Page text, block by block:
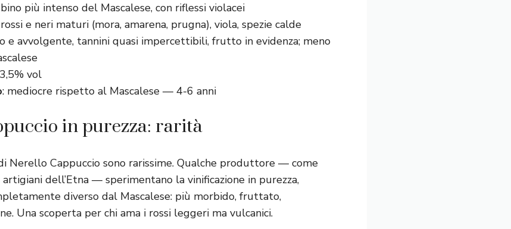
più intenso del Mascalese, con riflessi violacei
e neri maturi (mora, amarena, prugna), viola, spezie calde
e avvolgente, tannini quasi impercettibili, frutto in evidenza; meno
vol
: mediocre rispetto al Mascalese — 4-6 anni
in purezza: rarità
Nerello Cappuccio sono rarissime. Qualche produttore — come
dell’Etna — sperimentano la vinificazione in purezza,
diverso dal Mascalese: più morbido, fruttato,
Una scoperta per chi ama i rossi leggeri ma vulcanici.